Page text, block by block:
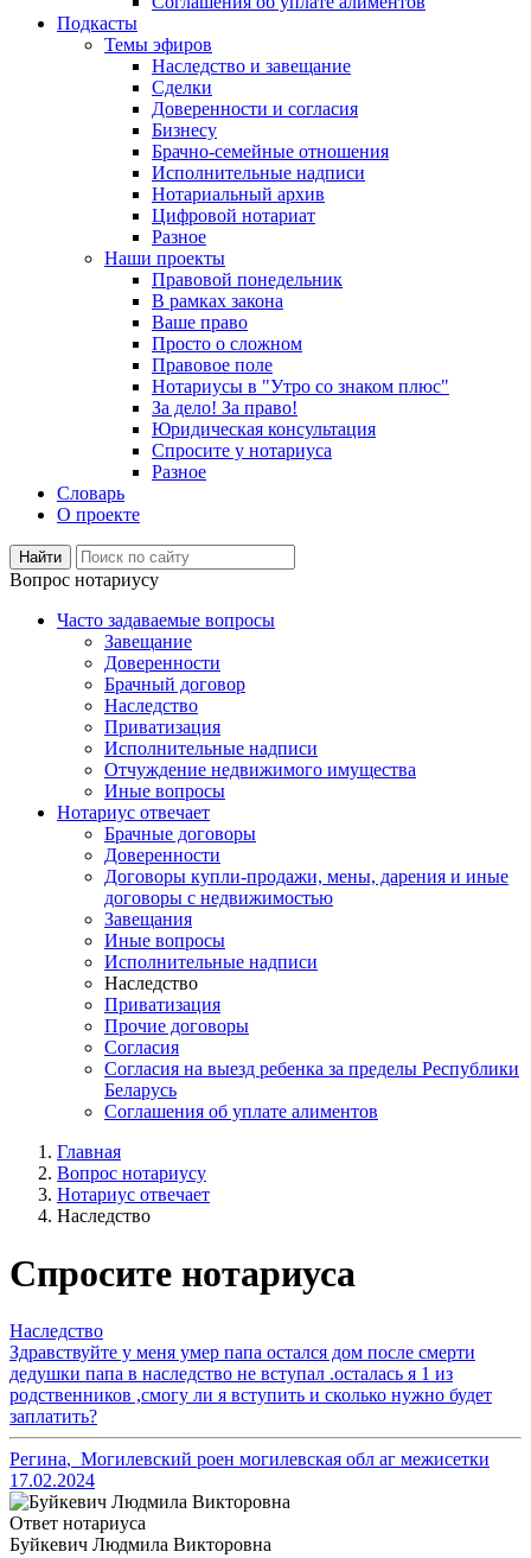
Подкасты
Темы эфиров
Наследство и завещание
Сделки
Доверенности и согласия
Бизнесу
Брачно-семейные отношения
Исполнительные надписи
Нотариальный архив
Цифровой нотариат
Разное
Наши проекты
Правовой понедельник
В рамках закона
Ваше право
Просто о сложном
Правовое поле
Нотариусы в "Утро со знаком плюс"
За дело! За право!
Юридическая консультация
Спросите у нотариуса
Разное
Словарь
О проекте
Вопрос нотариусу
Часто задаваемые вопросы
Завещание
Доверенности
Брачный договор
Наследство
Приватизация
Исполнительные надписи
Отчуждение недвижимого имущества
Иные вопросы
Нотариус отвечает
Брачные договоры
Доверенности
Договоры купли-продажи, мены, дарения и иные
договоры с недвижимостью
Завещания
Иные вопросы
Исполнительные надписи
Наследство
Приватизация
Прочие договоры
Согласия
Согласия на выезд ребенка за пределы Республики
Беларусь
Соглашения об уплате алиментов
Главная
Вопрос нотариусу
Нотариус отвечает
Наследство
Спросите нотариуса
Наследство
Здравствуйте у меня умер папа остался дом после смерти
дедушки папа в наследство не вступал .осталась я 1 из
родственников ,смогу ли я вступить и сколько нужно будет
заплатить?
Регина, Могилевский роен могилевская обл аг межисетки
17.02.2024
Ответ нотариуса
Буйкевич Людмила Викторовна